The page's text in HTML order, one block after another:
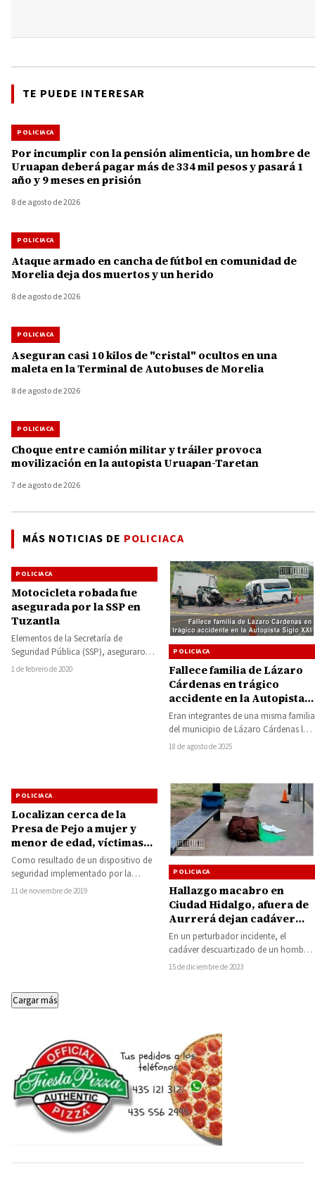
TE PUEDE INTERESAR
POLICIACA
Por incumplir con la pensión alimenticia, un hombre de
Uruapan deberá pagar más de 334 mil pesos y pasará 1
año y 9 meses en prisión
8 de agosto de 2026
POLICIACA
Ataque armado en cancha de fútbol en comunidad de
Morelia deja dos muertos y un herido
8 de agosto de 2026
POLICIACA
Aseguran casi 10 kilos de "cristal" ocultos en una
maleta en la Terminal de Autobuses de Morelia
8 de agosto de 2026
POLICIACA
Choque entre camión militar y tráiler provoca
movilización en la autopista Uruapan-Taretan
7 de agosto de 2026
MÁS NOTICIAS DE POLICIACA
POLICIACA
Motocicleta robada fue
asegurada por la SSP en
Tuzantla
Elementos de la Secretaría de
Seguridad Pública (SSP), aseguraron
una motocicleta que cuenta con
1 de febrero de 2020
POLICIACA
Fallece familia de Lázaro
Cárdenas en trágico
accidente en la Autopista
Siglo XXI
Eran integrantes de una misma familia
del municipio de Lázaro Cárdenas las
cinco personas que perdieron la
18 de agosto de 2025
POLICIACA
Localizan cerca de la
Presa de Pejo a mujer y
menor de edad, víctimas
de tentativa de extorsión
Como resultado de un dispositivo de
seguridad implementado por la
Secretaría de Seguridad Pública (SSP),
11 de noviembre de 2019
POLICIACA
Hallazgo macabro en
Ciudad Hidalgo, afuera de
Aurrerá dejan cadáver
descuartizado en maletas
abandonadas
En un perturbador incidente, el
cadáver descuartizado de un hombre
fue descubierto en dos maletas
15 de diciembre de 2023
Cargar más